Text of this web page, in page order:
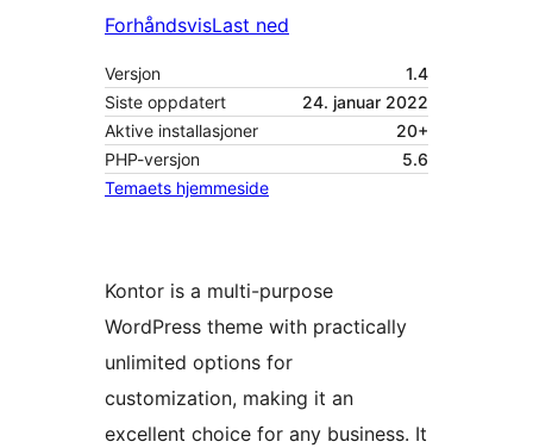
ForhåndsvisLast ned
Versjon
1.4
Siste oppdatert
24. januar 2022
Aktive installasjoner
20+
PHP-versjon
5.6
Temaets hjemmeside
Kontor is a multi-purpose
WordPress theme with practically
unlimited options for
customization, making it an
excellent choice for any business. It